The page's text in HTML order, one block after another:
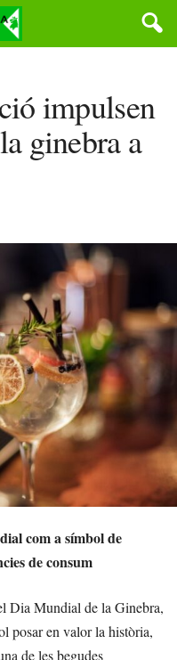
impulsen
ginebra a
com a símbol de
de consum
Dia Mundial de la Ginebra,
posar en valor la història,
de les begudes